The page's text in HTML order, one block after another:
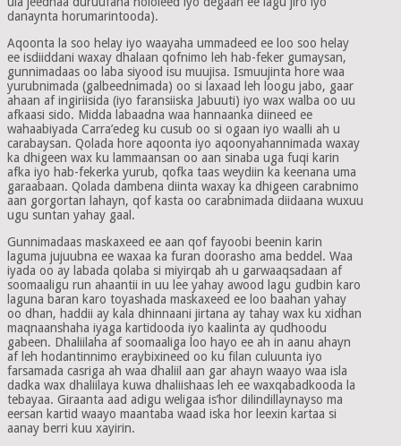
danaynta horumarintooda).
Aqoonta la soo helay iyo waayaha ummadeed ee loo soo helay
ee isdiiddani waxay dhalaan qofnimo leh hab-feker gumaysan,
gunnimadaas oo laba siyood isu muujisa. Ismuujinta hore waa
yurubnimada (galbeednimada) oo si laxaad leh loogu jabo, gaar
ahaan af ingiriisida (iyo faransiiska Jabuuti) iyo wax walba oo uu
afkaasi sido. Midda labaadna waa hannaanka diineed ee
wahaabiyada Carra’edeg ku cusub oo si ogaan iyo waalli ah u
carabaysan. Qolada hore aqoonta iyo aqoonyahannimada waxay
ka dhigeen wax ku lammaansan oo aan sinaba uga fuqi karin
afka iyo hab-fekerka yurub, qofka taas weydiin ka keenana uma
garaabaan. Qolada dambena diinta waxay ka dhigeen carabnimo
aan gorgortan lahayn, qof kasta oo carabnimada diidaana wuxuu
ugu suntan yahay gaal.
Gunnimadaas maskaxeed ee aan qof fayoobi beenin karin
laguma jujuubna ee waxaa ka furan doorasho ama beddel. Waa
iyada oo ay labada qolaba si miyirqab ah u garwaaqsadaan af
soomaaligu run ahaantii in uu lee yahay awood lagu gudbin karo
laguna baran karo toyashada maskaxeed ee loo baahan yahay
oo dhan, haddii ay kala dhinnaani jirtana ay tahay wax ku xidhan
maqnaanshaha iyaga kartidooda iyo kaalinta ay qudhoodu
gabeen. Dhaliilaha af soomaaliga loo hayo ee ah in aanu ahayn
af leh hodantinnimo eraybixineed oo ku filan culuunta iyo
farsamada casriga ah waa dhaliil aan gar ahayn waayo waa isla
dadka wax dhaliilaya kuwa dhaliishaas leh ee waxqabadkooda la
tebayaa. Giraanta aad adigu weligaa is’hor dilindillaynayso ma
eersan kartid waayo maantaba waad iska hor leexin kartaa si
aanay berri kuu xayirin.